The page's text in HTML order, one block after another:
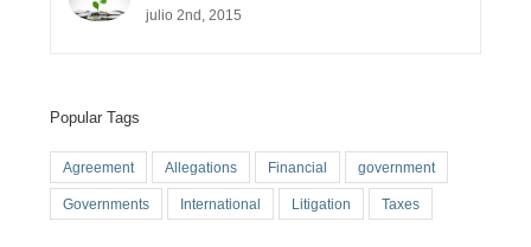
julio 2nd, 2015
Popular Tags
Agreement Allegations Financial government
Governments International Litigation Taxes